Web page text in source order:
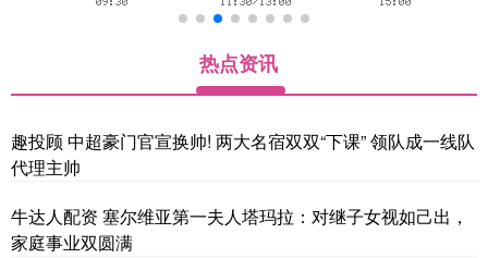
热点资讯
趣投顾 中超豪门官宣换帅! 两大名宿双双“下课” 领队成一线队
代理主帅
牛达人配资 塞尔维亚第一夫人塔玛拉：对继子女视如己出，
家庭事业双圆满